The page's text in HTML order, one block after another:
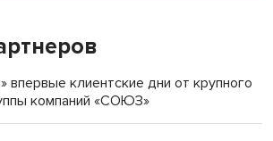
в новосибирском селе лошади
впервые клиентские дни от крупного
компаний «СОЮЗ»